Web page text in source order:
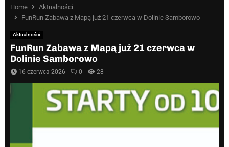
MENU
Home
Aktualności
FunRun Zabawa z Mapą już 21 czerwca w Dolinie Samborowo
Aktualności
FunRun Zabawa z Mapą już 21 czerwca w
Dolinie Samborowo
16 czerwca 2026 0 28